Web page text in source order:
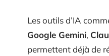
Les outils d’IA
Google Gemini,
permettent déjà de